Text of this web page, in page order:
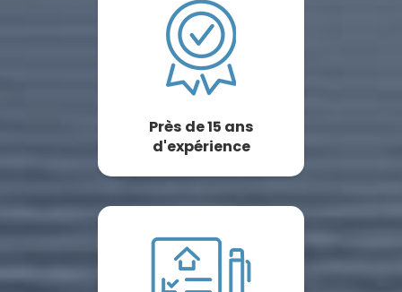
Près de 15 ans
d'expérience